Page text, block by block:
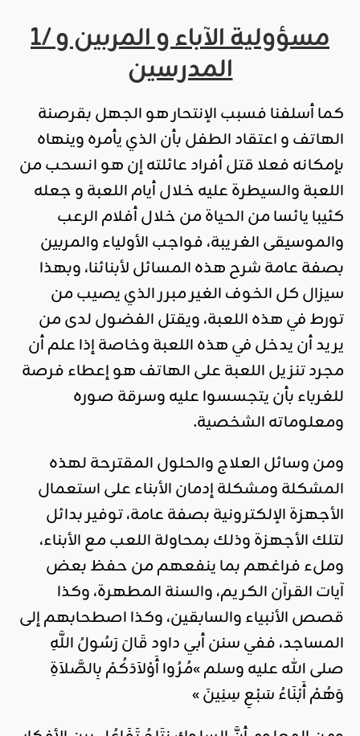
1/ مسؤولية الآباء و المربين و
المدرسين
كما أسلفنا فسبب الإنتحار هو الجهل بقرصنة
الهاتف و اعتقاد الطفل بأن الذي يأمره وينهاه
بإمكانه فعلا قتل أفراد عائلته إن هو انسحب من
اللعبة والسيطرة عليه خلال أيام اللعبة و جعله
كئيبا يائسا من الحياة من خلال أفلام الرعب
والموسيقى الغريبة، فواجب الأولياء والمربين
بصفة عامة شرح هذه المسائل لأبنائنا، وبهذا
سيزال كل الخوف الغير مبرر الذي يصيب من
تورط في هذه اللعبة، ويقتل الفضول لدى من
يريد أن يدخل في هذه اللعبة وخاصة إذا علم أن
مجرد تنزيل اللعبة على الهاتف هو إعطاء فرصة
للغرباء بأن يتجسسوا عليه وسرقة صوره
ومعلوماته الشخصية.
ومن وسائل العلاج والحلول المقترحة لهذه
المشكلة ومشكلة إدمان الأبناء على استعمال
الأجهزة الإلكترونية بصفة عامة، توفير بدائل
لتلك الأجهزة وذلك بمحاولة اللعب مع الأبناء،
وملء فراغهم بما ينفعهم من حفظ بعض
آيات القرآن الكريم، والسنة المطهرة، وكذا
قصص الأنبياء والسابقين، وكذا اصطحابهم إلى
المساجد، ففي سنن أبي داود قَالَ رَسُولُ اللَّهِ
صلى الله عليه وسلم »مُرُوا أَوْلاَدَكُمْ بِالصَّلاَةِ
وَهُمْ أَبْنَاءُ سَبْعِ سِنِينَ »